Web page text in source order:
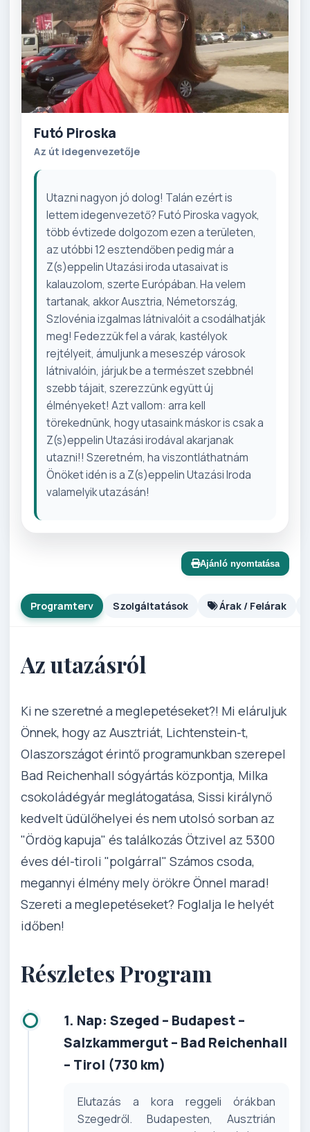
Futó Piroska
Az út idegenvezetője
Utazni nagyon jó dolog! Talán ezért is
lettem idegenvezető? Futó Piroska vagyok,
több évtizede dolgozom ezen a területen,
az utóbbi 12 esztendőben pedig már a
Z(s)eppelin Utazási iroda utasaivat is
kalauzolom, szerte Európában. Ha velem
tartanak, akkor Ausztria, Németország,
Szlovénia izgalmas látnivalóit a csodálhatják
meg! Fedezzük fel a várak, kastélyok
rejtélyeit, ámuljunk a meseszép városok
látnivalóin, járjuk be a természet szebbnél
szebb tájait, szerezzünk együtt új
élményeket! Azt vallom: arra kell
törekednünk, hogy utasaink máskor is csak a
Z(s)eppelin Utazási irodával akarjanak
utazni!! Szeretném, ha viszontláthatnám
Önöket idén is a Z(s)eppelin Utazási Iroda
valamelyik utazásán!
Ajánló nyomtatása
Programterv Szolgáltatások Árak / Felárak
Az utazásról
Ki ne szeretné a meglepetéseket?! Mi eláruljuk
Önnek, hogy az Ausztriát, Lichtenstein-t,
Olaszországot érintő programunkban szerepel
Bad Reichenhall sógyártás központja, Milka
csokoládégyár meglátogatása, Sissi királynő
kedvelt üdülőhelyei és nem utolsó sorban az
"Ördög kapuja" és találkozás Ötzivel az 5300
éves dél-tiroli "polgárral" Számos csoda,
megannyi élmény mely örökre Önnel marad!
Szereti a meglepetéseket? Foglalja le helyét
időben!
Részletes Program
1. Nap: Szeged – Budapest –
Salzkammergut – Bad Reichenhall
– Tirol (730 km)
Elutazás a kora reggeli órákban
Szegedről. Budapesten, Ausztrián